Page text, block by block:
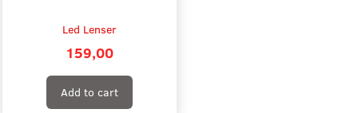
Led Lenser
159,00
Add to cart